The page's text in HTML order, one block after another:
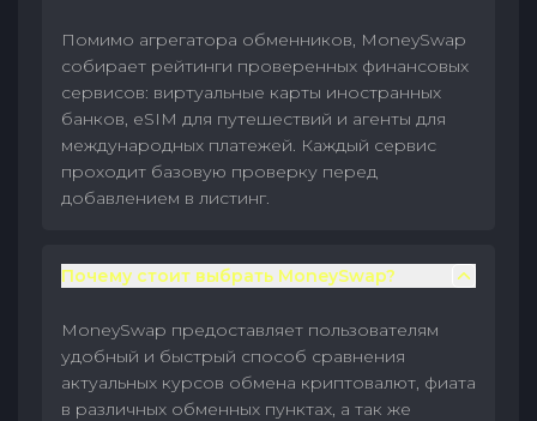
Помимо агрегатора обменников, MoneySwap
собирает рейтинги проверенных финансовых
сервисов: виртуальные карты иностранных
банков, eSIM для путешествий и агенты для
международных платежей. Каждый сервис
проходит базовую проверку перед
добавлением в листинг.
Почему стоит выбрать MoneySwap?
MoneySwap предоставляет пользователям
удобный и быстрый способ сравнения
актуальных курсов обмена криптовалют, фиата
в различных обменных пунктах, а так же